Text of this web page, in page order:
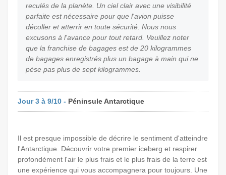
reculés de la planète. Un ciel clair avec une visibilité
parfaite est nécessaire pour que l'avion puisse
décoller et atterrir en toute sécurité. Nous nous
excusons à l'avance pour tout retard. Veuillez noter
que la franchise de bagages est de 20 kilogrammes
de bagages enregistrés plus un bagage à main qui ne
pèse pas plus de sept kilogrammes.
Jour 3 à 9/10 - Péninsule Antarctique
Il est presque impossible de décrire le sentiment d'atteindre
l'Antarctique. Découvrir votre premier iceberg et respirer
profondément l'air le plus frais et le plus frais de la terre est
une expérience qui vous accompagnera pour toujours. Une